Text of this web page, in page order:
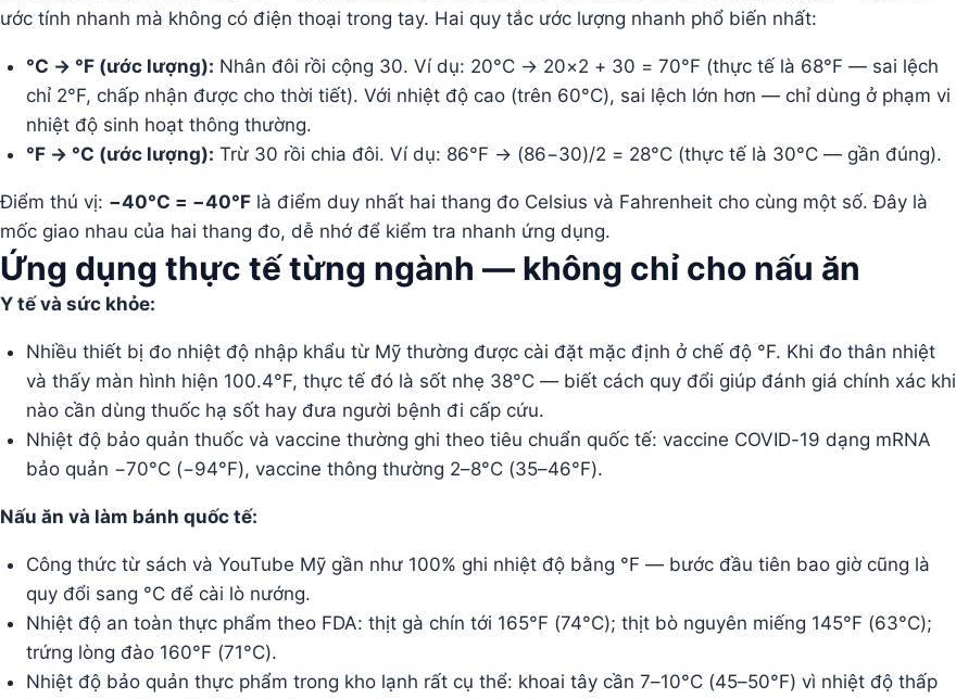
ước tính nhanh mà không có điện thoại trong tay. Hai quy tắc ước lượng nhanh phổ biến nhất:
°C → °F (ước lượng): Nhân đôi rồi cộng 30. Ví dụ: 20°C → 20×2 + 30 = 70°F (thực tế là 68°F — sai lệch
chỉ 2°F, chấp nhận được cho thời tiết). Với nhiệt độ cao (trên 60°C), sai lệch lớn hơn — chỉ dùng ở phạm vi
nhiệt độ sinh hoạt thông thường.
°F → °C (ước lượng): Trừ 30 rồi chia đôi. Ví dụ: 86°F → (86−30)/2 = 28°C (thực tế là 30°C — gần đúng).
Điểm thú vị: −40°C = −40°F là điểm duy nhất hai thang đo Celsius và Fahrenheit cho cùng một số. Đây là
mốc giao nhau của hai thang đo, dễ nhớ để kiểm tra nhanh ứng dụng.
Ứng dụng thực tế từng ngành — không chỉ cho nấu ăn
Y tế và sức khỏe:
Nhiều thiết bị đo nhiệt độ nhập khẩu từ Mỹ thường được cài đặt mặc định ở chế độ °F. Khi đo thân nhiệt
và thấy màn hình hiện 100.4°F, thực tế đó là sốt nhẹ 38°C — biết cách quy đổi giúp đánh giá chính xác khi
nào cần dùng thuốc hạ sốt hay đưa người bệnh đi cấp cứu.
Nhiệt độ bảo quản thuốc và vaccine thường ghi theo tiêu chuẩn quốc tế: vaccine COVID-19 dạng mRNA
bảo quản −70°C (−94°F), vaccine thông thường 2–8°C (35–46°F).
Nấu ăn và làm bánh quốc tế:
Công thức từ sách và YouTube Mỹ gần như 100% ghi nhiệt độ bằng °F — bước đầu tiên bao giờ cũng là
quy đổi sang °C để cài lò nướng.
Nhiệt độ an toàn thực phẩm theo FDA: thịt gà chín tới 165°F (74°C); thịt bò nguyên miếng 145°F (63°C);
trứng lòng đào 160°F (71°C).
Nhiệt độ bảo quản thực phẩm trong kho lạnh rất cụ thể: khoai tây cần 7–10°C (45–50°F) vì nhiệt độ thấp